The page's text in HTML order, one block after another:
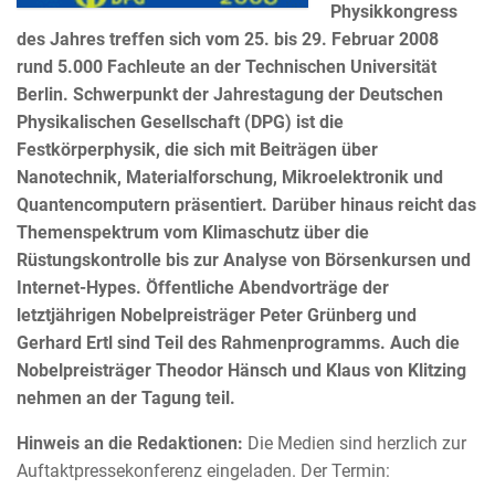
Physikkongress
des Jahres treffen sich vom 25. bis 29. Februar 2008
rund 5.000 Fachleute an der Technischen Universität
Berlin. Schwerpunkt der Jahrestagung der Deutschen
Physikalischen Gesellschaft (DPG) ist die
Festkörperphysik, die sich mit Beiträgen über
Nanotechnik, Materialforschung, Mikroelektronik und
Quantencomputern präsentiert. Darüber hinaus reicht das
Themenspektrum vom Klimaschutz über die
Rüstungskontrolle bis zur Analyse von Börsenkursen und
Internet-Hypes. Öffentliche Abendvorträge der
letztjährigen Nobelpreisträger Peter Grünberg und
Gerhard Ertl sind Teil des Rahmenprogramms. Auch die
Nobelpreisträger Theodor Hänsch und Klaus von Klitzing
nehmen an der Tagung teil.
Hinweis an die Redaktionen: Die Medien sind herzlich zur
Auftaktpressekonferenz eingeladen. Der Termin: